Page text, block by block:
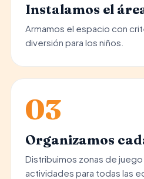
Instalamos el
Armamos el espacio con
diversión para los niños.
03
Organizamos
Distribuimos zonas de
actividades para todas las